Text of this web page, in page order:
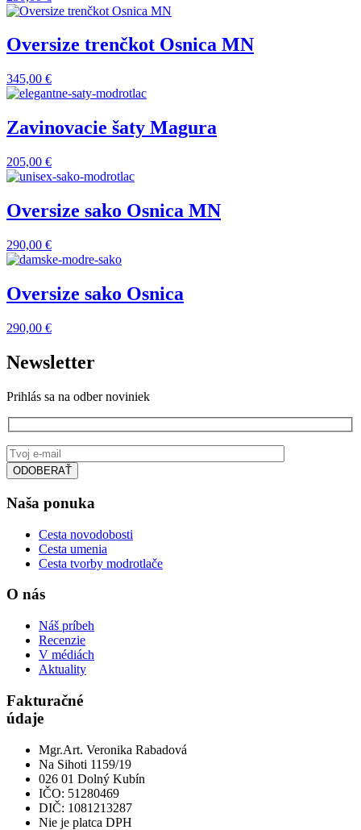
Oversize trenčkot Osnica MN
345,00 €
Zavinovacie šaty Magura
205,00 €
Oversize sako Osnica MN
290,00 €
Oversize sako Osnica
290,00 €
Newsletter
Prihlás sa na odber noviniek
Naša ponuka
Cesta novodobosti
Cesta umenia
Cesta tvorby modrotlače
O nás
Náš príbeh
Recenzie
V médiách
Aktuality
Fakturačné
údaje
Mgr.Art. Veronika Rabadová
Na Sihoti 1159/19
026 01 Dolný Kubín
IČO: 51280469
DIČ: 1081213287
Nie je platca DPH